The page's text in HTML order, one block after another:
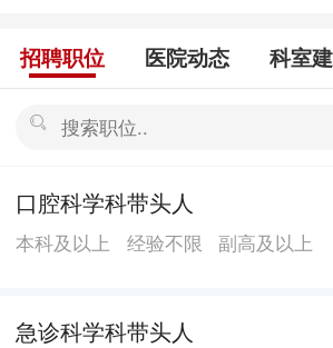
绕做大总量、做足内涵、做精管理、
全，具有区域带动辐射作用的三级乙
招聘职位 医院动态 科室
口腔科学科带头人
本科及以上 经验不限 副高及以上
急诊科学科带头人